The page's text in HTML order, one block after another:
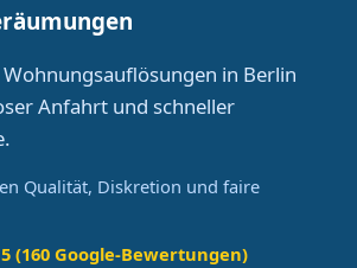
in Berlin
Anfahrt und schneller
Qualität, Diskretion und faire
(160 Google-Bewertungen)